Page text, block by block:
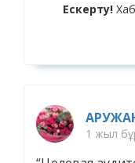
Ескерту!
1 жыл